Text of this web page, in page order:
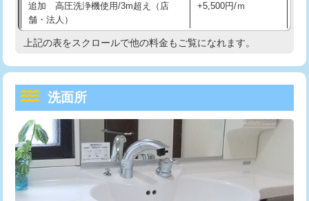
モルタル補修（厚さ10㎝まで）
モルタル補修（厚さ10㎝超え） 38,500円
洗面台設置 38,500円
追加人工
廃棄・処分 現場見積
※給水管工事は20mmまでの価格です。
給水管工事※（バンド止め) 3,300円
給水管工事※（支持金具設置) 5,500円
給水管工事※（保温材使用（バンド止
め込み）)
5,500円
給水管工事※（土の掘削・埋め戻し作
業)
11,000円
給水管工事※（塩ビ管（VP・HI）使
用/3ｍまで)
33,000円
給水管工事※（塩ビ管（VP・HI）使
追加 高圧洗浄機使用/3m超え（店
舗・法人）
+5,500円/ｍ
高度高圧洗浄換 現地調査
トーラー機使用/3mまで
追加トーラー機使用/3m超え +3,300円
カメラ調査 33,000円
桝清掃
上記の表をスクロールで他の料金もご覧になれます。
洗面所